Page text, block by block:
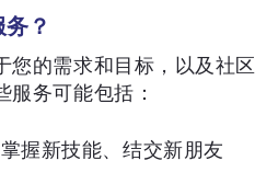
？
您的需求和目标，以及社区
服务可能包括：
握新技能、结交新朋友